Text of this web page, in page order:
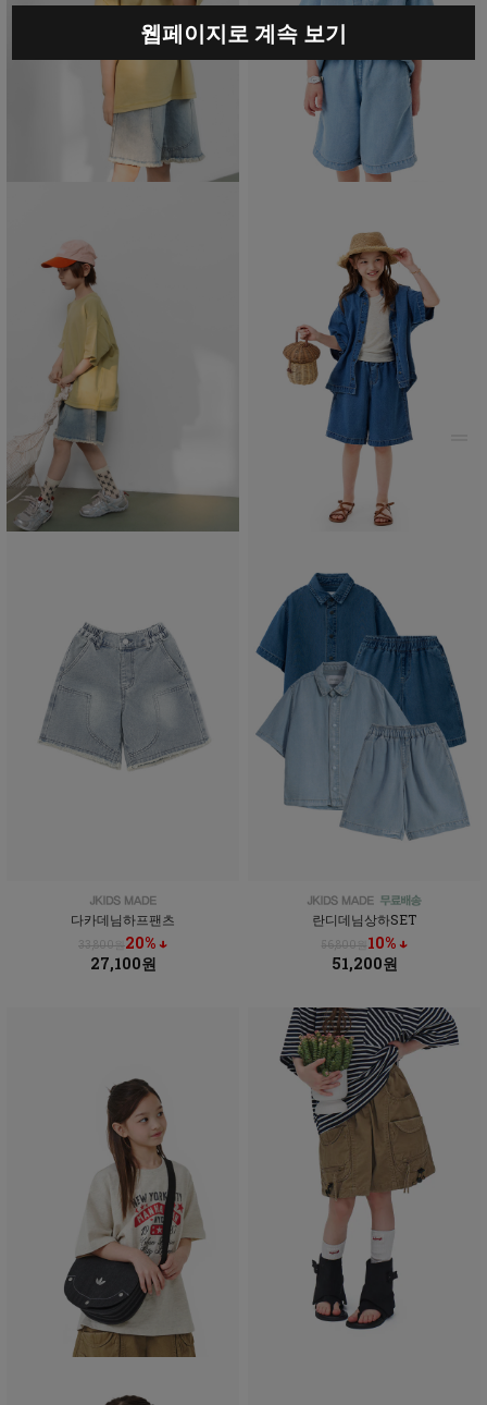
다카데님하프팬츠
33,800원20% ↓
27,100원
란디데님상하SET
56,800원10% ↓
51,200원
웹페이지로 계속 보기